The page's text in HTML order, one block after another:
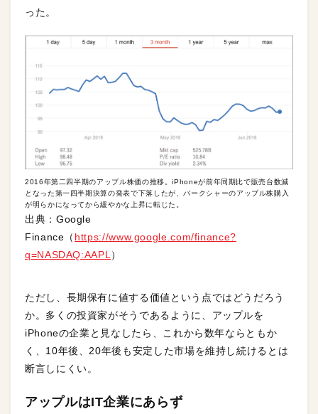
った。
2016年第二四半期のアップル株価の推移。iPhoneが前年同期比で販売台数減
となった第一四半期決算の発表で下落したが、バークシャーのアップル株購入
が明らかになってから緩やかな上昇に転じた。
出典：Google
Finance（ https://www.google.com/finance?
q=NASDAQ:AAPL）
ただし、長期保有に値する価値という点ではどうだろう
か。多くの投資家がそうであるように、アップルを
iPhoneの企業と見なしたら、これから数年ならともか
く、10年後、20年後も安定した市場を維持し続けるとは
断言しにくい。
アップルはIT企業にあらず